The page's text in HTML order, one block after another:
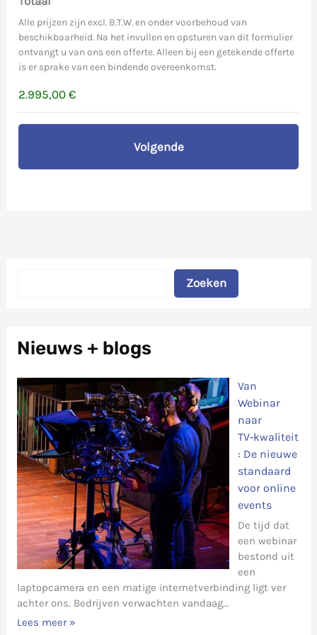
Alle prijzen zijn excl. B.T.W. en onder voorbehoud van
beschikbaarheid. Na het invullen en opsturen van dit formulier
ontvangt u van ons een offerte. Alleen bij een getekende offerte
is er sprake van een bindende overeenkomst.
2.995,00 €
Zoeken
Nieuws + blogs
Van
Webinar
naar
TV‑kwaliteit
: De nieuwe
standaard
voor online
events
De tijd dat
een webinar
bestond uit
een
laptopcamera en een matige internetverbinding ligt ver
achter ons. Bedrijven verwachten vandaag…
Lees meer »